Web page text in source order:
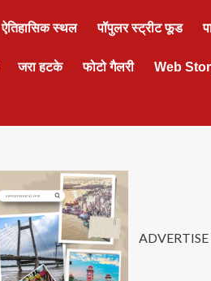
ऐतिहासिक स्थल पॉपुलर स्ट्रीट फूड
जरा हटके फोटो गैलरी Web
ADVERTISE